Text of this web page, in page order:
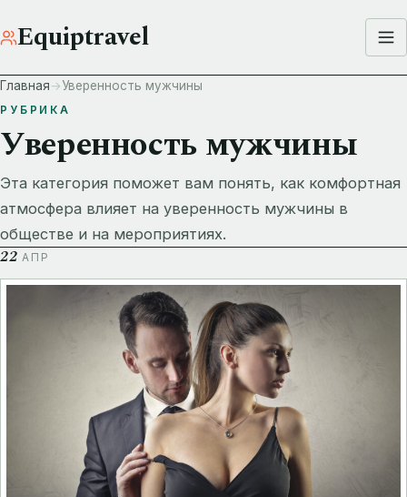
Equiptravel
Главная Уверенность мужчины
РУБРИКА
Уверенность мужчины
Эта категория поможет вам понять, как комфортная
атмосфера влияет на уверенность мужчины в
обществе и на мероприятиях.
22 АПР